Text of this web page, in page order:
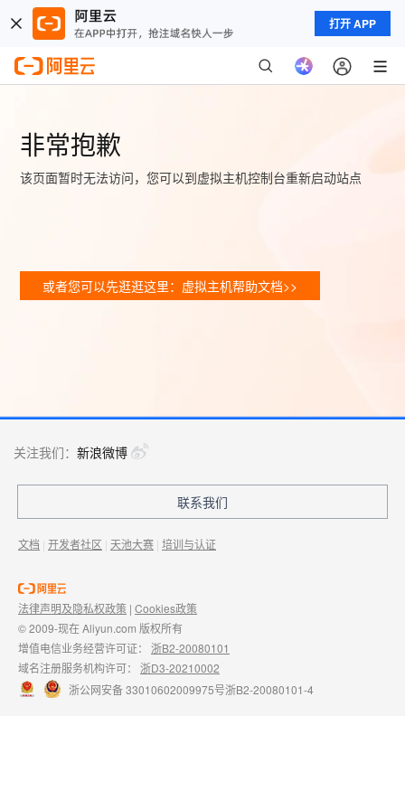
打开 APP
非常抱歉
该页面暂时无法访问，您可以到虚拟主机控制台重新启动站点
或者您可以先逛逛这里：虚拟主机帮助文档>>